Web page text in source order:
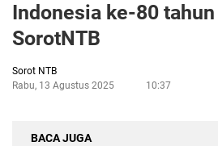
Indonesia ke-80
SorotNTB
Sorot NTB
Rabu, 13 Agustus 2025
10:37
BACA JUGA